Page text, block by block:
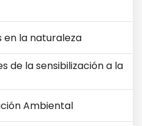
en la naturaleza
de la sensibilización a la
Ambiental